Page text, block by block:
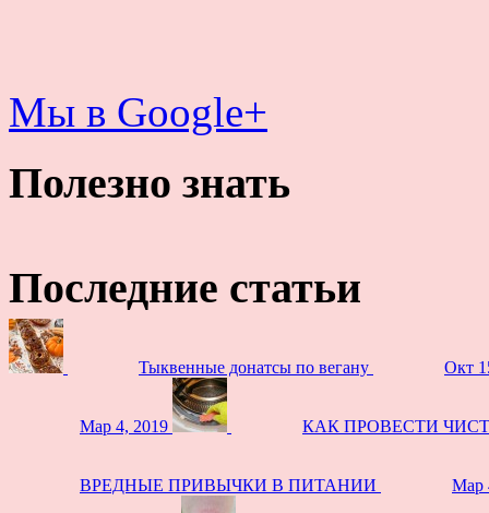
Мы в Google+
Полезно знать
Последние статьи
Тыквенные донатсы по вегану Окт
Мар 4, 2019 КАК ПРОВЕСТИ
ВРЕДНЫЕ ПРИВЫЧКИ В ПИТАНИИ Мар